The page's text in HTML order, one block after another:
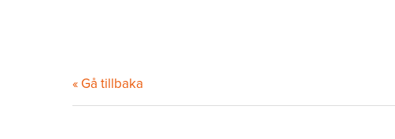
« Gå tillbaka